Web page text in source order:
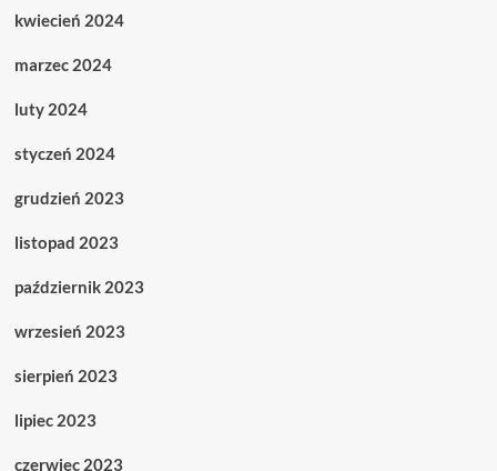
kwiecień 2024
marzec 2024
luty 2024
styczeń 2024
grudzień 2023
listopad 2023
październik 2023
wrzesień 2023
sierpień 2023
lipiec 2023
czerwiec 2023